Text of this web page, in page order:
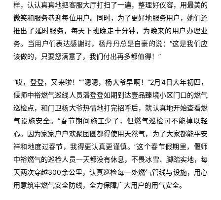
样，认认真真地把客服大厅打扫了一遍，整理好仪容，用最美的
微笑和服务恭迎每位用户。同时，为了更好地服务用户，她们还
推出了延时服务，每天下班晚走十分钟，为晚来的用户办理业
务。当用户们表达感谢时，杨丹丹总是自豪的说：“这是我们应
该做的，只要您满意了，我们付出再多都值得！”
“哎，登登，又来啦！”“嗯嗯，杨大爷早啊！”2月4日大年初四，
偃师中裕燃气巡线人员潘登登如期到达壹品臻境小区门口的燃气
巡检点，和门卫杨大爷热情地打完招呼后，就认真地开始查看燃
气设施安全。“春节期间施工少了，但燃气巡检可不能掉以轻
心。因为家家户户欢聚团圆都得使用天然气，为了大家都能平安
祥和地度过春节，我得更认真更谨慎。”这个春节假期里，偃师
中裕燃气的巡检人员一天都没有休息，不畏冰雪、脚踏实地，每
天两次穿越300余公里，认真巡检每一处燃气管线与设施，用心
用意筑牢燃气安全防线，全力保障广大用户的用气安全。